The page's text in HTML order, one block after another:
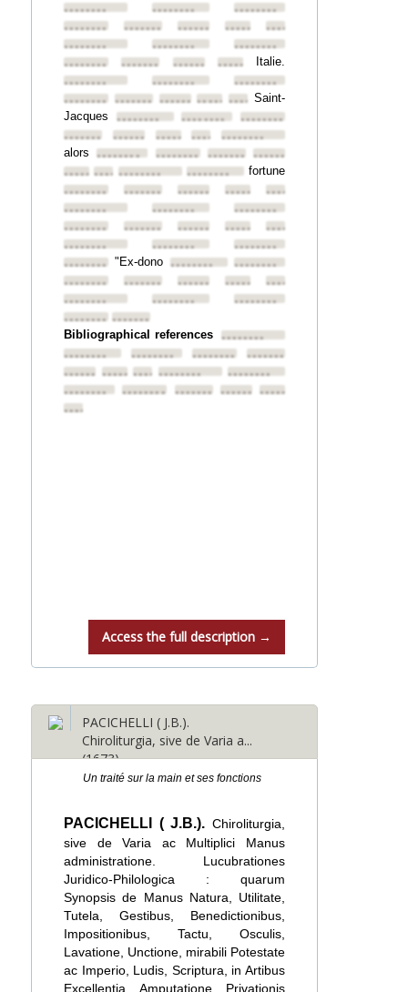
••••••••
••••••••
••••••••
••••••••
•••••••• •••••••• ••••••••••••••••
••••••••
••••••••
••••••••
••••••••
•••••••• •••••••• ••••••••Italie.
••••••••
••••••••
••••••••
•••••••• •••••••• ••••••••••••••••••••••••
Saint-
Jacques •••••••• ••••••••
••••••••
••••••••
••••••••••••••••••••••••••••••••
alors•••••••• •••••••• •••••••• ••••••••
•••••••••••••••••••••••• ••••••••
fortune
••••••••
•••••••• •••••••• ••••••••••••••••
••••••••
••••••••
••••••••
••••••••
•••••••• •••••••• ••••••••••••••••
••••••••
••••••••
••••••••
•••••••• "Ex-dono ••••••••
••••••••
••••••••
•••••••• •••••••• ••••••••••••••••
••••••••
••••••••
••••••••
•••••••• ••••••••
Bibliographical references ••••••••
••••••••
•••••••• ••••••••
••••••••
••••••••••••••••••••••••••••••••
••••••••
••••••••
•••••••• •••••••• ••••••••••••••••
••••••••
Access the full description →
PACICHELLI ( J.B.).
Chiroliturgia, sive de Varia a...
(1673)
Un traité sur la main et ses fonctions
PACICHELLI ( J.B.). Chiroliturgia,
sive de Varia ac Multiplici Manus
administratione. Lucubrationes
Juridico-Philologica : quarum
Synopsis de Manus Natura, Utilitate,
Tutela, Gestibus, Benedictionibus,
Impositionibus, Tactu, Osculis,
Lavatione, Unctione, mirabili Potestate
ac Imperio, Ludis, Scriptura, in Artibus
Excellentia, Amputatione, Privationis